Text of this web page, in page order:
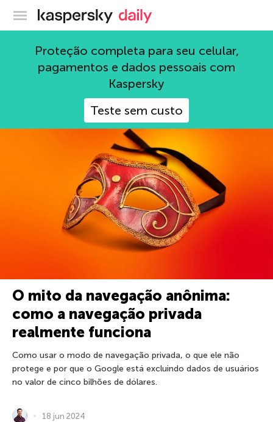
Blog oficial da Kaspersky
Proteção completa para seu celular,
pagamentos e dados pessoais com
Kaspersky
Teste sem custo
apple
Navegação anônima
O mito da navegação anônima:
como a navegação privada
realmente funciona
Como usar o modo de navegação privada, o que ele não
protege e por que o Google está excluindo dados de usuários
no valor de cinco bilhões de dólares.
18 jun 2024